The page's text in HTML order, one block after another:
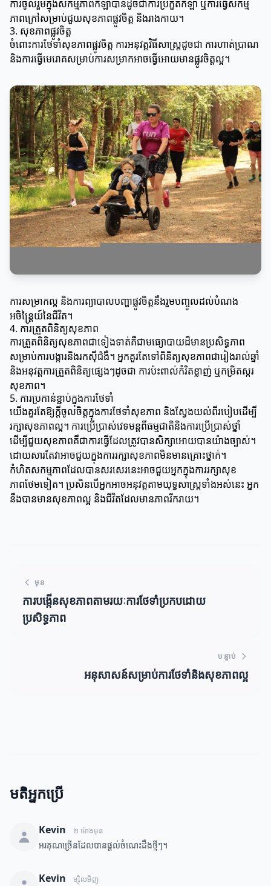
ការចូលរួមក្នុងសកម្មភាពកីឡាបានដូចជាការប្រកួតកីឡា ឬការធ្វើសកម្ម
ភាពក្រៅសម្រាប់ជួយសុខភាពផ្លូវចិត្ត និងរាងកាយ។
3. សុខភាពផ្លូវចិត្ត
ចំពោះការថែទាំសុខភាពផ្លូវចិត្ត ការអនុវត្តវិធីសាស្ត្រដូចជា ការហាត់ប្រាណ
និងការធ្វើមេរោគសម្រាប់ការសម្រាកអាចធ្វើអោយមានផ្លូវចិត្តល្អ។
ការសម្រាកល្អ និងការព្យាបាលបញ្ហាផ្លូវចិត្តនឹងរួមបញ្ចូលដល់បំណង
អចិន្ត្រៃយ៍នៃជីវិត។
4. ការត្រួតពិនិត្យសុខភាព
ការត្រួតពិនិត្យសុខភាពជាទៀងទាត់គឺជាមធ្យោបាយដ៏មានប្រសិទ្ធភាព
សម្រាប់ការបង្ការនិងរកស៊ីជំងឺ។ អ្នកគួរតែទៅពិនិត្យសុខភាពជារៀងរាល់ឆ្នាំ
និងអនុវត្តការត្រួតពិនិត្យផ្សេងៗដូចជា ការប៉ះពាល់កំរិតខ្លាញ់ ឬកម្រិតស្ករ
សុខភាព។
5. ការប្រកាន់ខ្ជាប់ក្នុងការថែទាំ
យើងគួរតែឱ្យក្តីចូលចិត្តក្នុងការថែទាំសុខភាព និងស្វែងយល់ពីរបៀបដើម្បី
រក្សាសុខភាពល្អ។ ការប្រើប្រាស់វេទមន្តពីធម្មជាតិនិងការប្រើប្រាស់ថ្នាំ
ដើម្បីជួយសុខភាពគឺជាការធ្វើដែលត្រូវបានសិក្សាអោយបានយ៉ាងច្បាស់។
ដោយសារតែវាអាចជួយក្នុងការរក្សាសុខភាពមិនមានគ្រោះថ្នាក់។
កំហិតសកម្មភាពដែលបានសរសេរនេះអាចជួយអ្នកក្នុងការរក្សាសុខ
ភាពថែមទៀត។ ប្រសិនបើអ្នកអាចអនុវត្តតាមយុទ្ធសាស្ត្រទាំងអស់នេះ អ្នក
នឹងបានមានសុខភាពល្អ និងជីវិតដែលមានភាពរីករាយ។
មុន
ការបង្កើនសុខភាពតាមរយៈការថែទាំប្រកបដោយ
ប្រសិទ្ធភាព
បន្ទាប់
អនុសាសន៍សម្រាប់ការថែទាំនិងសុខភាពល្អ
មតិអ្នកប្រើ
Kevin ២ ម៉ោងមុន
អរគុណច្រើនដែលបានផ្តល់ចំណេះដឹងថ្មីៗ។
Kevin ម្សិលមិញ